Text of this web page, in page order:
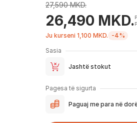
27,590 MKD.
26,490 MKD.
Ju kurseni 1,100 MKD. -4%
Sasia
Jashtë stokut
Pagesa të sigurta
Paguaj me para në